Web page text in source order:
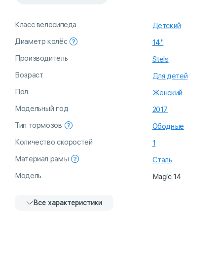
Класс велосипеда
Детский
Диаметр колёс
14"
Производитель
Stels
Возраст
Для детей
Пол
Женский
Модельный год
2017
Тип тормозов
Ободные
Количество скоростей
1
Материал рамы
Сталь
Модель
Magic 14
Все характеристики